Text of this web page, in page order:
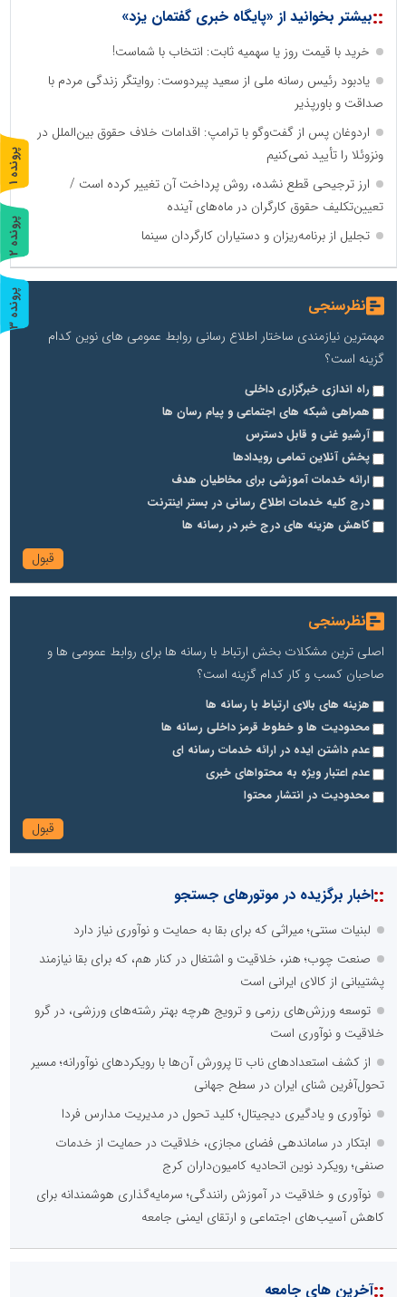
::بیشتر بخوانید از «پایگاه خبری گفتمان یزد»
خرید با قیمت روز یا سهمیه ثابت: انتخاب با شماست!
یادبود رئیس رسانه ملی از سعید پیردوست: روایتگر زندگی مردم با
صداقت و باورپذیر
اردوغان پس از گفت‌وگو با ترامپ: اقدامات خلاف حقوق بین‌الملل در
ونزوئلا را تأیید نمی‌کنیم
ارز ترجیحی قطع نشده، روش پرداخت آن تغییر کرده است /
تعیین‌تکلیف حقوق کارگران در ماه‌های آینده
تجلیل از برنامه‌ریزان و دستیاران کارگردان سینما
نظرسنجی
مهمترین نیازمندی ساختار اطلاع رسانی روابط عمومی های نوین کدام
گزینه است؟
راه اندازی خبرگزاری داخلی
همراهی شبکه های اجتماعی و پیام رسان ها
آرشیو غنی و قابل دسترس
پخش آنلاین تمامی رویدادها
ارائه خدمات آموزشی برای مخاطیان هدف
درج کلیه خدمات اطلاع رسانی در بستر اینترنت
کاهش هزینه های درج خبر در رسانه ها
نظرسنجی
اصلی ترین مشکلات بخش ارتباط با رسانه ها برای روابط عمومی ها و
صاحبان کسب و کار کدام گزینه است؟
هزینه های بالای ارتباط با رسانه ها
محدودیت ها و خطوط قرمز داخلی رسانه ها
عدم داشتن ایده در ارائه خدمات رسانه ای
عدم اعتبار ویژه به محتواهای خبری
محدودیت در انتشار محتوا
::اخبار برگزیده در موتورهای جستجو
لبنیات سنتی؛ میراثی که برای بقا به حمایت و نوآوری نیاز دارد
صنعت چوب؛ هنر، خلاقیت و اشتغال در کنار هم، که برای بقا نیازمند
پشتیبانی از کالای ایرانی است
توسعه ورزش‌های رزمی و ترویج هرچه بهتر رشته‌های ورزشی، در گرو
خلاقیت و نوآوری است
از کشف استعدادهای ناب تا پرورش آن‌ها با رویکردهای نوآورانه؛ مسیر
تحول‌آفرین شنای ایران در سطح جهانی
نوآوری و یادگیری دیجیتال؛ کلید تحول در مدیریت مدارس فردا
ابتکار در ساماندهی فضای مجازی، خلاقیت در حمایت از خدمات
صنفی؛ رویکرد نوین اتحادیه کامیون‌داران کرج
نوآوری و خلاقیت در آموزش رانندگی؛ سرمایه‌گذاری هوشمندانه برای
کاهش آسیب‌های اجتماعی و ارتقای ایمنی جامعه
::آخرین های جامعه
پ
ر
و
ن
د
ه
1
پ
ر
و
ن
د
ه
2
پ
ر
و
ن
د
ه
3